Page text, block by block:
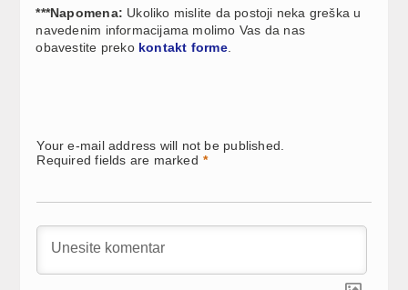
***Napomena: Ukoliko mislite da postoji neka greška u
navedenim informacijama molimo Vas da nas
obavestite preko kontakt forme.
Your e-mail address will not be published.
Required fields are marked *